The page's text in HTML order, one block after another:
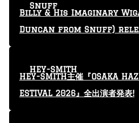
Billy & His Imaginary
Duncan from Snuff)
Snuff
HEY-SMITH主催『OSAKA
ESTIVAL 2026』全出演者発表!
HEY-SMITH